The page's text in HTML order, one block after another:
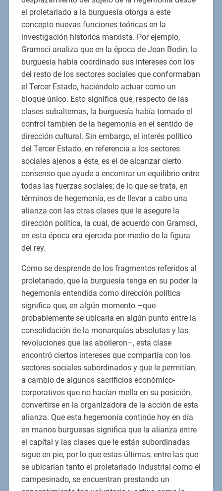
el proletariado a la burguesía otorga a este
concepto nuevas funciones teóricas en la
investigación histórica marxista. Por ejemplo,
Gramsci analiza que en la época de Jean Bodin, la
burguesía había coordinado sus intereses con los
del resto de los sectores sociales que conformaban
el Tercer Estado, haciéndolo actuar como un
bloque único. Esto significa que, respecto de las
clases subalternas, la burguesía había tomado el
control también de la hegemonía en el sentido de
dirección cultural. Sin embargo, el interés político
del Tercer Estado, en referencia a los sectores
sociales ajenos a éste, es el de alcanzar cierto
consenso que ayude a encontrar un equilibrio entre
todas las fuerzas sociales; de lo que se trata, en
términos de hegemonía, es de llevar a cabo una
alianza con las otras clases que le asegure la
dirección política, la cual, de acuerdo con Gramsci,
en esta época era ejercida por medio de la figura
del rey.
Como se desprende de los fragmentos referidos al
proletariado, que la burguesía tenga en su poder la
hegemonía entendida como dirección política
significa que, en algún momento –que
probablemente se ubicaría en algún punto entre la
consolidación de la monarquías absolutas y las
revoluciones que las abolieron–, esta clase
encontró ciertos intereses que compartía con los
sectores sociales subordinados y que le permitían,
a cambio de algunos sacrificios económico-
corporativos que no hacían mella en su posición,
convertirse en la organizadora de la acción de esta
alianza. Que esta hegemonía continúe hoy en día
en manos burguesas significa que la alianza entre
el capital y las clases que le están subordinadas
sigue en pie, por lo que estas últimas, entre las que
se ubicarían tanto el proletariado industrial como el
campesinado, se encuentran prestando un